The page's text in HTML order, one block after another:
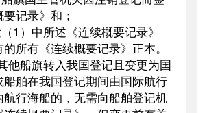
记录》和；
1 ）中所述《连续概要记录》
所有《连续概要记录》正本。
他船旗转入我国登记且变更为国
船舶在我国登记期间由国际航行
行海船的，无需向船舶登记机